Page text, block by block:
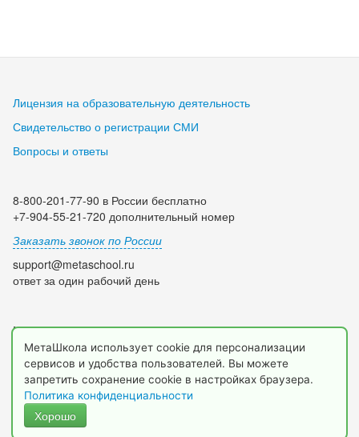
Лицензия на образовательную деятельность
Свидетельство о регистрации СМИ
Вопросы и ответы
8-800-201-77-90 в России бесплатно
+7-904-55-21-720 дополнительный номер
Заказать звонок по России
support@metaschool.ru
ответ за один рабочий день
Мы в социальных сетях:
© 2009-2026 МетаШкола, www.metaschool.ru
МетаШкола использует cookie для персонализации
сервисов и удобства пользователей. Вы можете
запретить сохранение cookie в настройках браузера.
Политика конфиденциальности
Хорошо